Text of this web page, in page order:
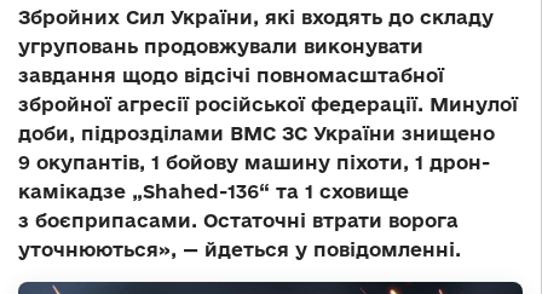
Збройних Сил України, які входять до складу
угруповань продовжували виконувати
завдання щодо відсічі повномасштабної
збройної агресії російської федерації. Минулої
доби, підрозділами ВМС ЗС України знищено
9 окупантів, 1 бойову машину піхоти, 1 дрон-
камікадзе „Shahed-136“ та 1 сховище
з боєприпасами. Остаточні втрати ворога
уточнюються», — йдеться у повідомленні.